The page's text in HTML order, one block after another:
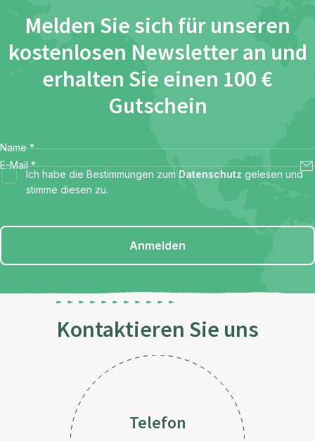
Melden Sie sich für unseren
kostenlosen Newsletter an und
erhalten Sie einen 100 €
Gutschein
Name *
E-Mail *
Ich habe die Bestimmungen zum Datenschutz gelesen und
stimme diesen zu.
Anmelden
Kontaktieren Sie uns
Telefon